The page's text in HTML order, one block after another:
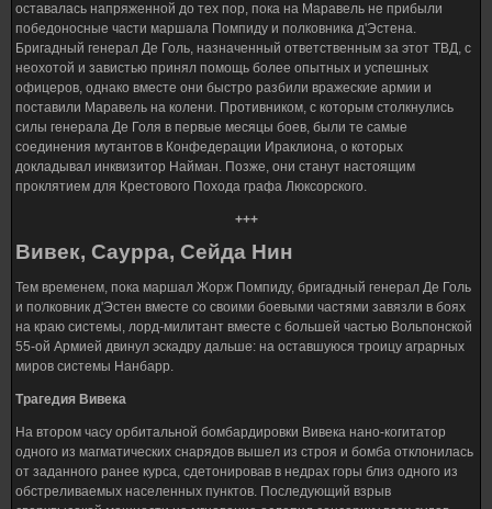
оставалась напряженной до тех пор, пока на Маравель не прибыли
победоносные части маршала Помпиду и полковника д'Эстена.
Бригадный генерал Де Голь, назначенный ответственным за этот ТВД, с
неохотой и завистью принял помощь более опытных и успешных
офицеров, однако вместе они быстро разбили вражеские армии и
поставили Маравель на колени. Противником, с которым столкнулись
силы генерала Де Голя в первые месяцы боев, были те самые
соединения мутантов в Конфедерации Ираклиона, о которых
докладывал инквизитор Найман. Позже, они станут настоящим
проклятием для Крестового Похода графа Люксорского.
+++
Вивек, Саурра, Сейда Нин
Тем временем, пока маршал Жорж Помпиду, бригадный генерал Де Голь
и полковник д'Эстен вместе со своими боевыми частями завязли в боях
на краю системы, лорд-милитант вместе с большей частью Вольпонской
55-ой Армией двинул эскадру дальше: на оставшуюся троицу аграрных
миров системы Нанбарр.
Трагедия Вивека
На втором часу орбитальной бомбардировки Вивека нано-когитатор
одного из магматических снарядов вышел из строя и бомба отклонилась
от заданного ранее курса, сдетонировав в недрах горы близ одного из
обстреливаемых населенных пунктов. Последующий взрыв